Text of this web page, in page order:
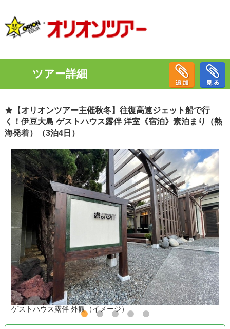
ツアー詳細
★【オリオンツアー主催秋冬】往復高速ジェット船で行
く！伊豆大島 ゲストハウス露伴 洋室《宿泊》素泊まり（熱
海発着）（3泊4日）
ゲストハウス露伴 外観（イメージ）